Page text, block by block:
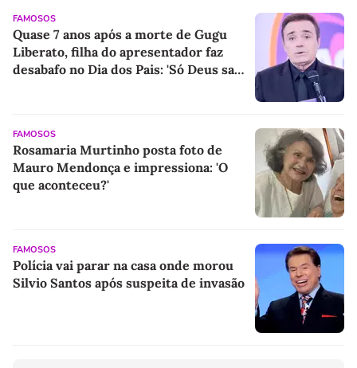
FAMOSOS
Quase 7 anos após a morte de Gugu
Liberato, filha do apresentador faz
desabafo no Dia dos Pais: 'Só Deus sabe
FAMOSOS
Rosamaria Murtinho posta foto de
Mauro Mendonça e impressiona: 'O
que aconteceu?'
FAMOSOS
Polícia vai parar na casa onde morou
Silvio Santos após suspeita de invasão